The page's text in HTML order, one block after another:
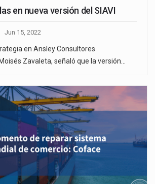
en nueva versión del SIAVI
Jun 15, 2022
en Ansley Consultores
Zavaleta, señaló que la versión…